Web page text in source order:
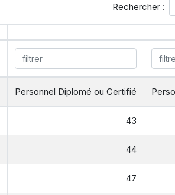
Rechercher :
Personnel Diplomé ou Certifié
43
44
47